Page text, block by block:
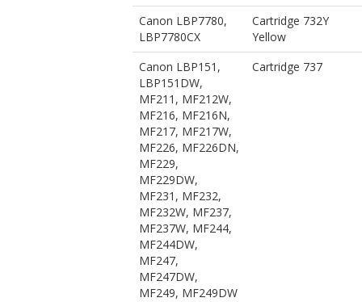
Canon LBP7780,
LBP7780CX
Cartridge 732Y
Yellow
Canon LBP151,
LBP151DW,
MF211, MF212W,
MF216, MF216N,
MF217, MF217W,
MF226, MF226DN,
MF229,
MF229DW,
MF231, MF232,
MF232W, MF237,
MF237W, MF244,
MF244DW,
MF247,
MF247DW,
MF249, MF249DW
Cartridge 737